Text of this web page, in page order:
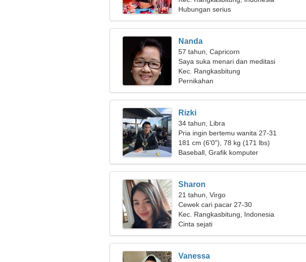
Hubungan serius
Nanda
57 tahun, Capricorn
Saya suka menari dan meditasi
Kec. Rangkasbitung
Pernikahan
Rizki
34 tahun, Libra
Pria ingin bertemu wanita 27-31
181 cm (6'0"), 78 kg (171 lbs)
Baseball, Grafik komputer
Sharon
21 tahun, Virgo
Cewek cari pacar 27-30
Kec. Rangkasbitung, Indonesia
Cinta sejati
Vanessa